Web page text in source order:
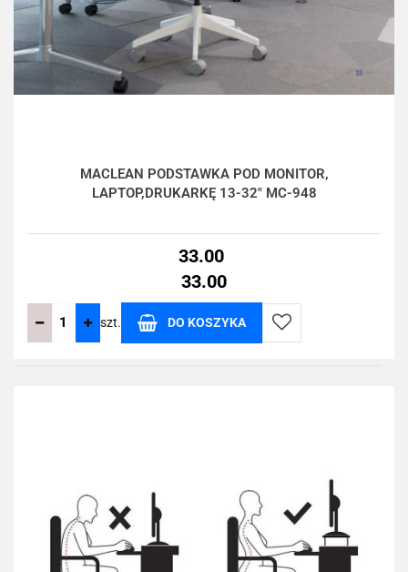
MACLEAN PODSTAWKA POD MONITOR,
LAPTOP,DRUKARKĘ 13-32" MC-948
33.00
33.00
szt. DO KOSZYKA
Do